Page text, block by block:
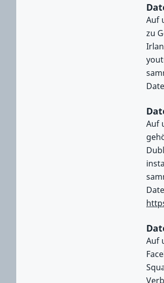
Auf
zu
Auf
Auf